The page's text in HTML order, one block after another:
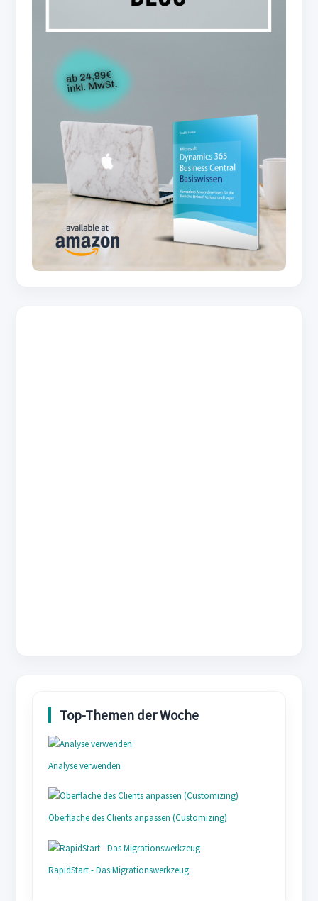
Analyse verwenden
Oberfläche des Clients anpassen (Customizing)
RapidStart - Das Migrationswerkzeug